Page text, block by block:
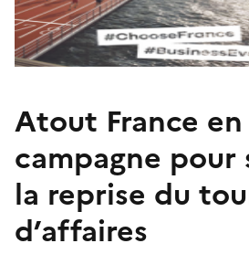
Atout France en
campagne
la reprise du
d’affaires